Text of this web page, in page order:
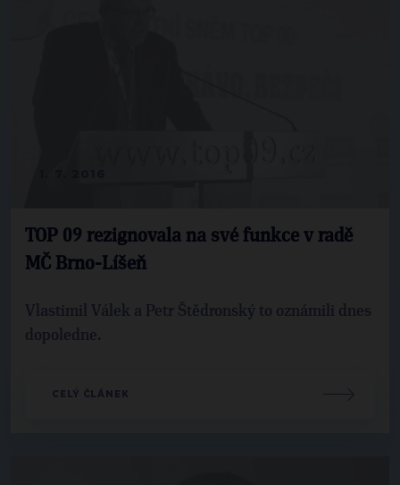
TOP 09 rezignovala na své funkce v radě
MČ Brno-Líšeň
Vlastimil Válek a Petr Štědronský to oznámili dnes
dopoledne.
CELÝ ČLÁNEK